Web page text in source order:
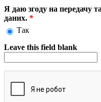
Я даю згоду на передачу
даних. *
Так
Leave this field blank